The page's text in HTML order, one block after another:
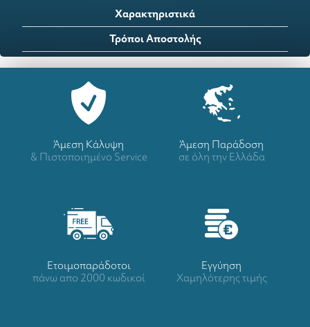
Χαρακτηριστικά
Τρόποι Αποστολής
Άμεση Κάλυψη
& Πιστοποιημένο Service
Άμεση Παράδοση
σε όλη την Ελλάδα
Ετοιμοπαράδοτοι
πάνω απο 2000 κωδικοί
Eγγύηση
Χαμηλότερης τιμής